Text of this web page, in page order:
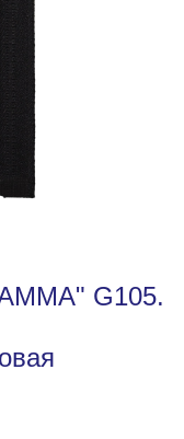
G105.